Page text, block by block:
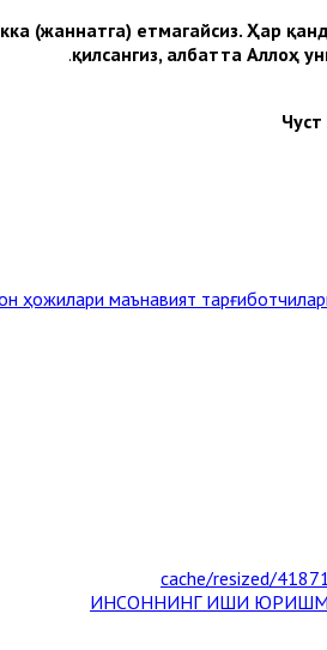
(жаннатга) етмагайсиз. Ҳар
қилсангиз, албатта Аллоҳ
ҳожилари маънавият
ИНСОННИНГ ИШИ